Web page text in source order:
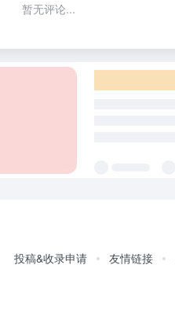
暂无评论...
投稿&收录申请 友情链接